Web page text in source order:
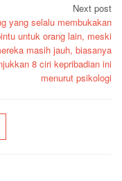
Next post
yang selalu membukakan
untuk orang lain, meski
masih jauh, biasanya
8 ciri kepribadian ini
menurut psikologi